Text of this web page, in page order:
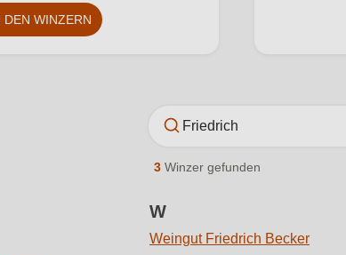
DEN WINZERN
3Winzer gefunden
W
Weingut Friedrich Becker